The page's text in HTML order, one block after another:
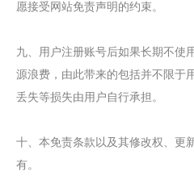
愿接受网站免责声明的约束。
九、用户注册账号后如果长期不使
源浪费，由此带来的包括并不限于
丢失等损失由用户自行承担。
十、本免责条款以及其修改权、更
有。